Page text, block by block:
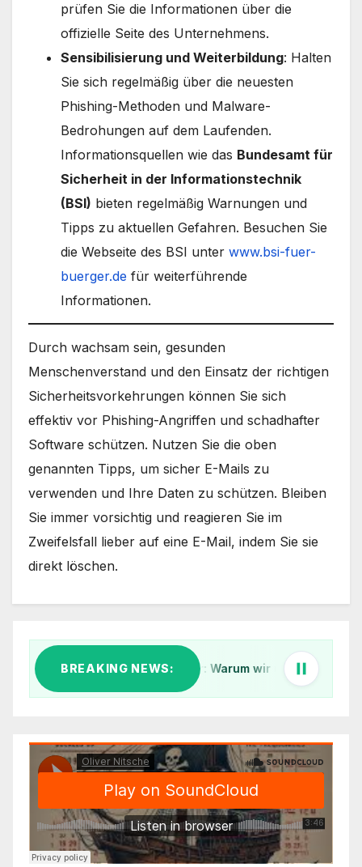
prüfen Sie die Informationen über die
offizielle Seite des Unternehmens.
Sensibilisierung und Weiterbildung: Halten
Sie sich regelmäßig über die neuesten
Phishing-Methoden und Malware-
Bedrohungen auf dem Laufenden.
Informationsquellen wie das Bundesamt für
Sicherheit in der Informationstechnik
(BSI) bieten regelmäßig Warnungen und
Tipps zu aktuellen Gefahren. Besuchen Sie
die Webseite des BSI unter www.bsi-fuer-
buerger.de für weiterführende
Informationen.
Durch wachsam sein, gesunden
Menschenverstand und den Einsatz der richtigen
Sicherheitsvorkehrungen können Sie sich
effektiv vor Phishing-Angriffen und schadhafter
Software schützen. Nutzen Sie die oben
genannten Tipps, um sicher E-Mails zu
verwenden und Ihre Daten zu schützen. Bleiben
Sie immer vorsichtig und reagieren Sie im
Zweifelsfall lieber auf eine E-Mail, indem Sie sie
direkt löschen.
BREAKING NEWS:
Schiff im digitalen Äther: Warum wir unsere IT-